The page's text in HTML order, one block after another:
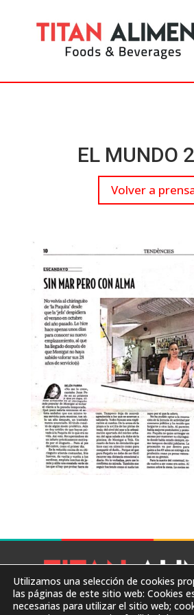
EL MUNDO
Volver a
Utilizamos una selección de cookies
las páginas de este sitio web: Cookies
necesarias para utilizar el sitio web;